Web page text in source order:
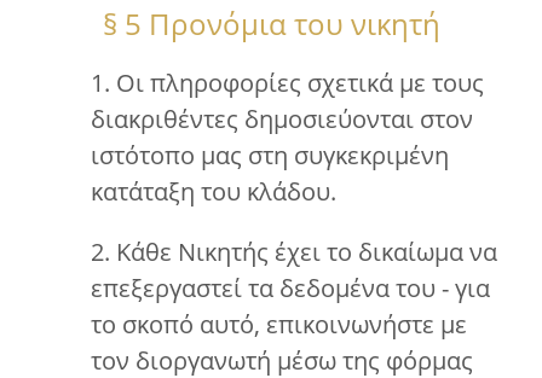
§ 5 Προνόμια του νικητή
1. Οι πληροφορίες σχετικά με τους
διακριθέντες δημοσιεύονται στον
ιστότοπο μας στη συγκεκριμένη
κατάταξη του κλάδου.
2. Κάθε Νικητής έχει το δικαίωμα να
επεξεργαστεί τα δεδομένα του - για
το σκοπό αυτό, επικοινωνήστε με
τον διοργανωτή μέσω της φόρμας